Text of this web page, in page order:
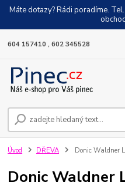
Máte dotazy? Rádi poradíme.
604 157410 , 602 345528
Úvod DŘEVA Donic Waldner
Donic Waldner